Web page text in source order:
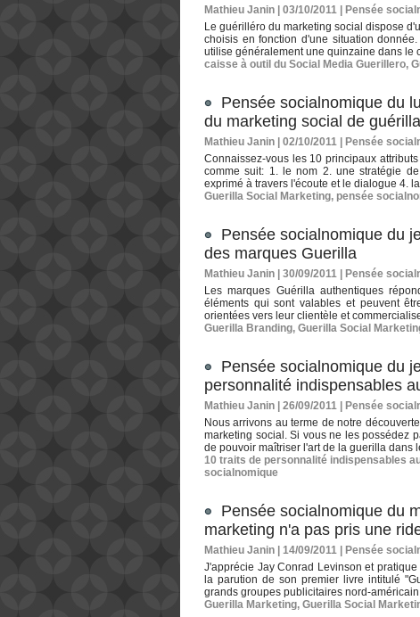
Mathieu Janin | 03/10/2011
Pensée
Le guérilléro du marketing social dispose
choisis en fonction d'une situation
utilise généralement une quinzaine dans le
caisse à outil du Social Media Guerillero,
Pensée socialnomique du
du marketing social de guérilla
Mathieu Janin | 02/10/2011
Pensée
Connaissez-vous les 10 principaux
comme suit: 1. le nom 2. une stratégie
exprimé à travers l'écoute et le dialogue 4.
Guerilla Social Marketing, pensée
Pensée socialnomique du
des marques Guerilla
Mathieu Janin | 30/09/2011
Pensée
Les marques Guérilla authentiques
éléments qui sont valables et peuvent
orientées vers leur clientèle et
Guerilla Branding, Guerilla Social
Pensée socialnomique du
personnalité indispensables
Mathieu Janin | 26/09/2011
Pensée
Nous arrivons au terme de notre
marketing social. Si vous ne les possédez
de pouvoir maîtriser l'art de la guerilla dans
10 traits de personnalité indispensables
socialnomique
Pensée socialnomique du
marketing n'a pas pris une
Mathieu Janin | 14/09/2011
Pensée
J'apprécie Jay Conrad Levinson et
la parution de son premier livre intitulé
grands groupes publicitaires nord-
Guerilla Marketing, Guerilla Social